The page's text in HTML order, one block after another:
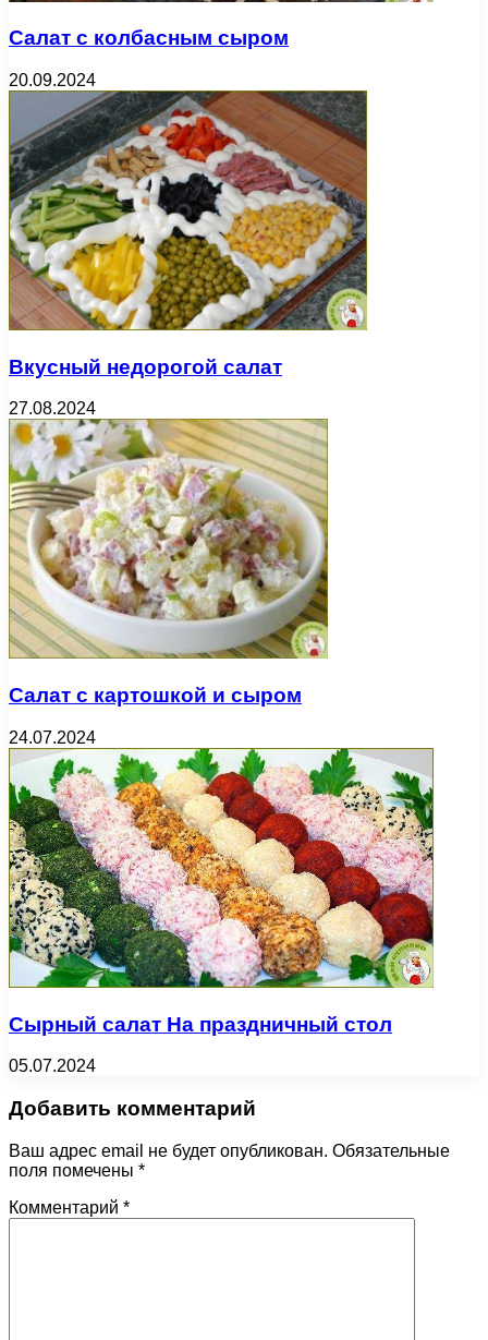
Салат с колбасным сыром
20.09.2024
Вкусный недорогой салат
27.08.2024
Салат с картошкой и сыром
24.07.2024
Сырный салат На праздничный стол
05.07.2024
Добавить комментарий
Ваш адрес email не будет опубликован. Обязательные
поля помечены *
Комментарий *